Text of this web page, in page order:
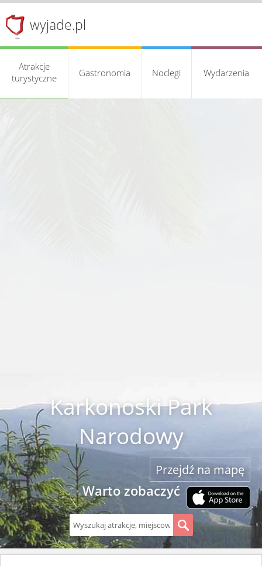
wyjade.pl
Atrakcje
turystyczne
Gastronomia Noclegi Wydarzenia
Karkonoski Park
Narodowy
Warto zobaczyć
Przejdź na mapę